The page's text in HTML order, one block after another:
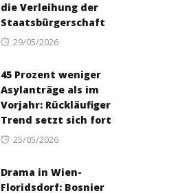
die Verleihung der
Staatsbürgerschaft
Posted
29/05/2026
45 Prozent weniger
Asylanträge als im
Vorjahr: Rückläufiger
Trend setzt sich fort
Posted
25/05/2026
Drama in Wien-
Floridsdorf: Bosnier